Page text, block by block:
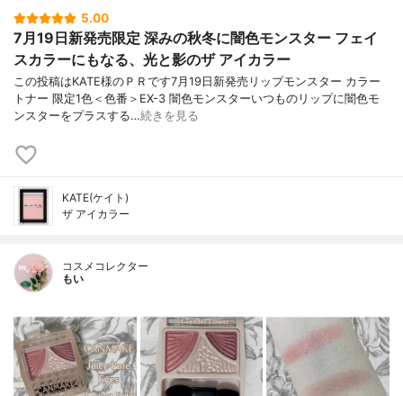
5.00
7月19日新発売限定 深みの秋冬に闇色モンスター フェイ
スカラーにもなる、光と影のザ アイカラー
この投稿はKATE様のＰＲです7月19日新発売リップモンスター カラー
トナー 限定1色＜色番＞EX-3 闇色モンスターいつものリップに闇色モ
ンスターをプラスする…続きを見る
KATE(ケイト)
ザ アイカラー
コスメコレクター
もい